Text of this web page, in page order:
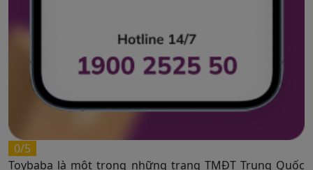
0/5
Toybaba là một trong những trang TMĐT Trung Quốc